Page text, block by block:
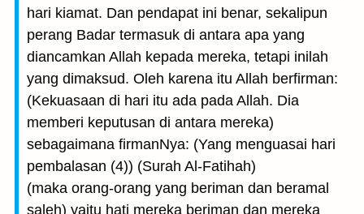
hari kiamat. Dan pendapat ini benar, sekalipun
perang Badar termasuk di antara apa yang
diancamkan Allah kepada mereka, tetapi inilah
yang dimaksud. Oleh karena itu Allah berfirman:
(Kekuasaan di hari itu ada pada Allah. Dia
memberi keputusan di antara mereka)
sebagaimana firmanNya: (Yang menguasai hari
pembalasan (4)) (Surah Al-Fatihah)
(maka orang-orang yang beriman dan beramal
saleh) yaitu hati mereka beriman dan mereka